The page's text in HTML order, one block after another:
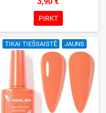
krāsu izvēle, lieliska sacietēšana
UV/LED lampās un ilgstoša
noturība. Katrs flakons iepakots
kastītē – pirmo reizi to atvērsiet
tikai jūs.
PIRKT
TIKAI TIEŠSAISTĒ JAUNS